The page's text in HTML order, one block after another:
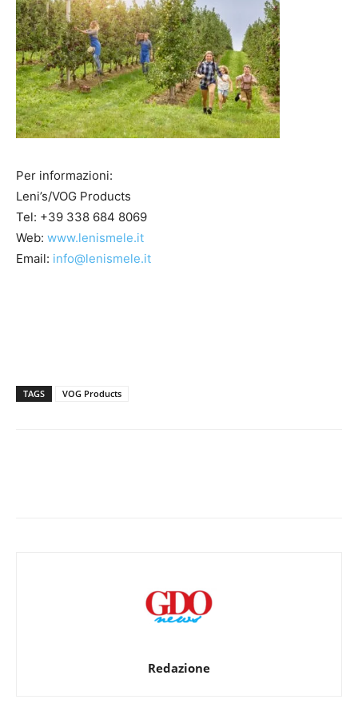
Per informazioni:
Leni’s/VOG Products
Tel: +39 338 684 8069
Web: www.lenismele.it
Email: info@lenismele.it
TAGS VOG Products
Redazione